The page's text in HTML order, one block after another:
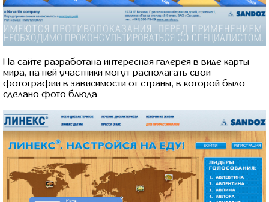
На сайте разработана интересная галерея в виде карты
мира, на ней участники могут располагать свои
фотографии в зависимости от страны, в которой было
сделано фото блюда.